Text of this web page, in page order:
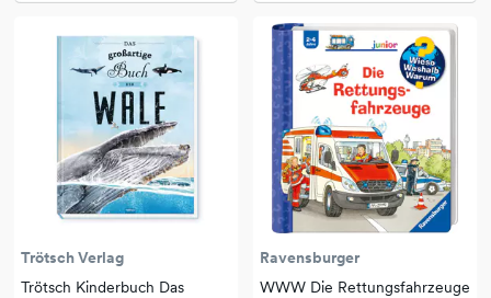
Trötsch Verlag
Trötsch Kinderbuch Das
Ravensburger
WWW Die Rettungsfahrzeuge